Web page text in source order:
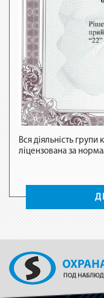
Вся діяльність
ліцензована за